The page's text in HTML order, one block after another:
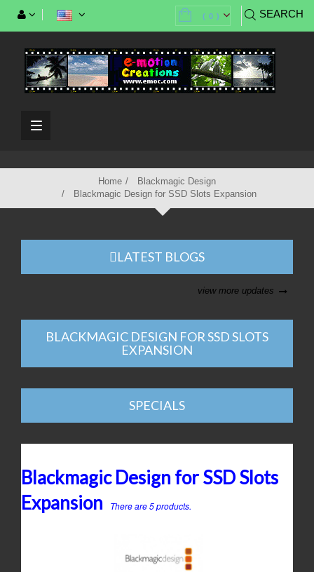
SEARCH
( 0 )
Home
Blackmagic Design
Blackmagic Design for SSD Slots Expansion
LATEST BLOGS
view more updates
BLACKMAGIC DESIGN FOR SSD SLOTS
EXPANSION
SPECIALS
Blackmagic Design for SSD Slots
Expansion
There are 5 products.